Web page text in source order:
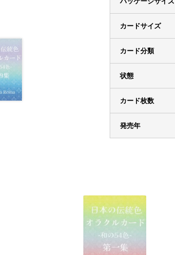
カードサイズ
カード分類
状態
カード枚数
発売年